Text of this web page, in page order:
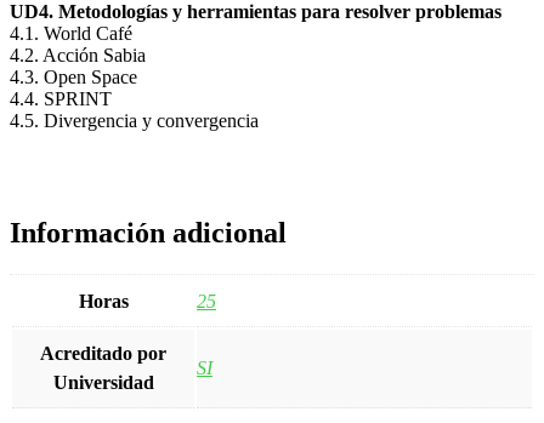
UD4. Metodologías y herramientas para resolver problemas
4.1. World Café
4.2. Acción Sabia
4.3. Open Space
4.4. SPRINT
4.5. Divergencia y convergencia
Información adicional
Horas 25
Acreditado por
Universidad
SI